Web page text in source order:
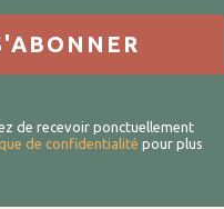
de recevoir ponctuellement
de confidentialité pour plus